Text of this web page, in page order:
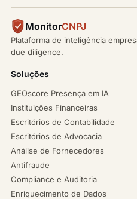
MonitorCNPJ
Plataforma de inteligência
due diligence.
Soluções
GEOscore Presença em IA
Instituições Financeiras
Escritórios de Contabilidade
Escritórios de Advocacia
Análise de Fornecedores
Antifraude
Compliance e Auditoria
Enriquecimento de Dados